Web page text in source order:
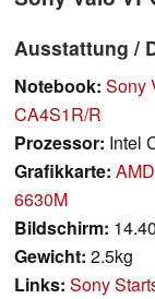
Ausstattung /
Notebook: Sony
CA4S1R/R
Prozessor: Intel
Grafikkarte:
6630M
Bildschirm:
Gewicht: 2.5kg
Links: Sony